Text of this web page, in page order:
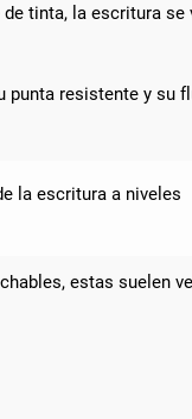
tinta, la escritura se
punta resistente y su
la escritura a niveles
estas suelen